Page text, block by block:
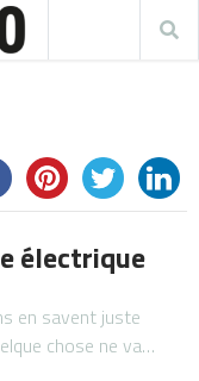
électrique
en savent juste
chose ne va…